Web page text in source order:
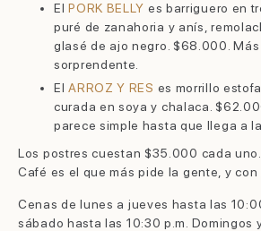
ElPORK BELLY es barriguero en
puré de zanahoria y anís,
glasé de ajo negro. $68.000.
sorprendente.
ElARROZ Y RES es morrillo
curada en soya y chalaca.
parece simple hasta que llega a la
Los postres cuestan $35.000 cada
Café es el que más pide la gente, y con
Cenas de lunes a jueves hasta las
sábado hasta las 10:30 p.m. Domingos